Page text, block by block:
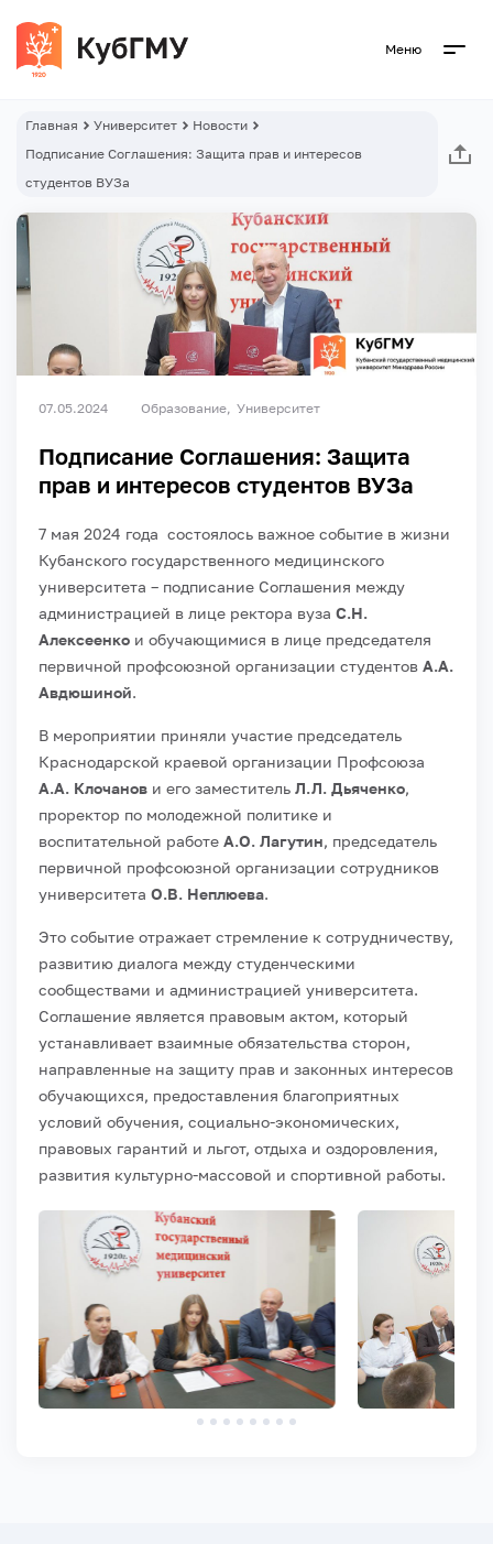
Меню
Главная Университет
Новости
Подписание Соглашения: Защита прав и интересов
студентов ВУЗа
07.05.2024 Образование Университет
Подписание Соглашения: Защита
прав и интересов студентов ВУЗа
7 мая 2024 года состоялось важное событие в жизни
Кубанского государственного медицинского
университета – подписание Соглашения между
администрацией в лице ректора вуза С.Н.
Алексеенко и обучающимися в лице председателя
первичной профсоюзной организации студентов А.А.
Авдюшиной.
В мероприятии приняли участие председатель
Краснодарской краевой организации Профсоюза
А.А. Клочанов и его заместитель Л.Л. Дьяченко,
проректор по молодежной политике и
воспитательной работе А.О. Лагутин, председатель
первичной профсоюзной организации сотрудников
университета О.В. Неплюева.
Это событие отражает стремление к сотрудничеству,
развитию диалога между студенческими
сообществами и администрацией университета.
Соглашение является правовым актом, который
устанавливает взаимные обязательства сторон,
направленные на защиту прав и законных интересов
обучающихся, предоставления благоприятных
условий обучения, социально-экономических,
правовых гарантий и льгот, отдыха и оздоровления,
развития культурно-массовой и спортивной работы.